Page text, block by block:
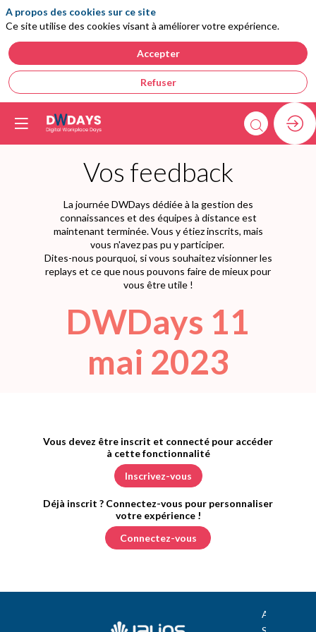
Vos feedback
La journée DWDays dédiée à la gestion des
connaissances et des équipes à distance est
maintenant terminée. Vous y étiez inscrits, mais
vous n'avez pas pu y participer.
Dites-nous pourquoi, si vous souhaitez visionner les
replays et ce que nous pouvons faire de mieux pour
vous être utile !
DWDays 11
mai 2023
Vous devez être inscrit et connecté pour accéder
à cette fonctionnalité
Inscrivez-vous
Déjà inscrit ? Connectez-vous pour personnaliser
votre expérience !​
Connectez-vous
A propos
A propos des cookies sur ce site
Ce site utilise des cookies visant à améliorer votre expérience.
Accepter
Refuser